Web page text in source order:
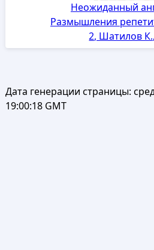
Неожиданный
Размышления
2, Шатилов
Дата генерации страницы:
19:00:18 GMT